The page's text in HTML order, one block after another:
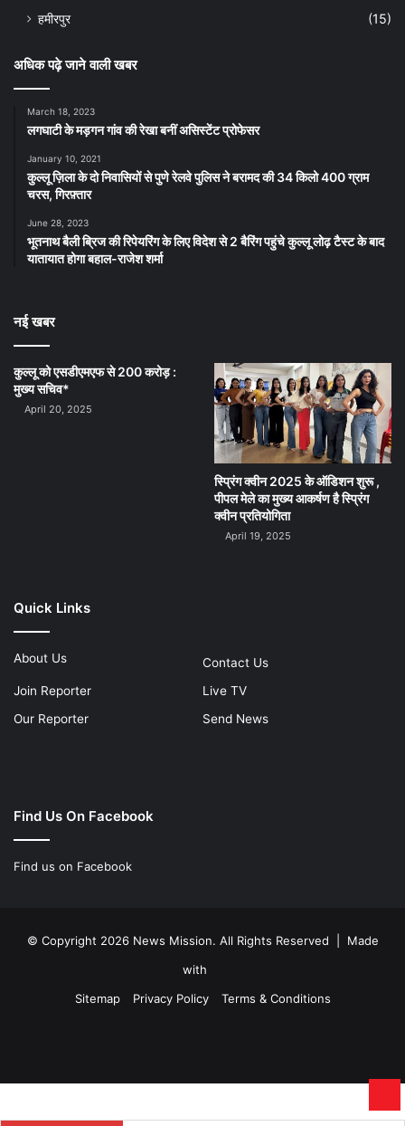
हमीरपुर
(15)
अधिक पढ़े जाने वाली खबर
March 18, 2023
लगघाटी के मड़गन गांव की रेखा बनीं असिस्टेंट प्रोफेसर
January 10, 2021
कुल्लू ज़िला के दो निवासियों से पुणे रेलवे पुलिस ने बरामद की 34 किलो 400 ग्राम
चरस, गिरफ़्तार
June 28, 2023
भूतनाथ बैली ब्रिज की रिपेयरिंग के लिए विदेश से 2 बैरिंग पहुंचे कुल्लू लोढ़ टैस्ट के बाद
यातायात होगा बहाल-राजेश शर्मा
नई खबर
कुल्लू को एसडीएमएफ से 200 करोड़ :
मुख्य सचिव*
April 20, 2025
स्प्रिंग क्वीन 2025 के ऑडिशन शुरू ,
पीपल मेले का मुख्य आकर्षण है स्प्रिंग
क्वीन प्रतियोगिता
April 19, 2025
Quick Links
About Us
Contact Us
Join Reporter
Live TV
Our Reporter
Send News
Find Us On Facebook
Find us on Facebook
© Copyright 2026 News Mission. All Rights Reserved | Made
with
Sitemap
Privacy Policy Terms & Conditions